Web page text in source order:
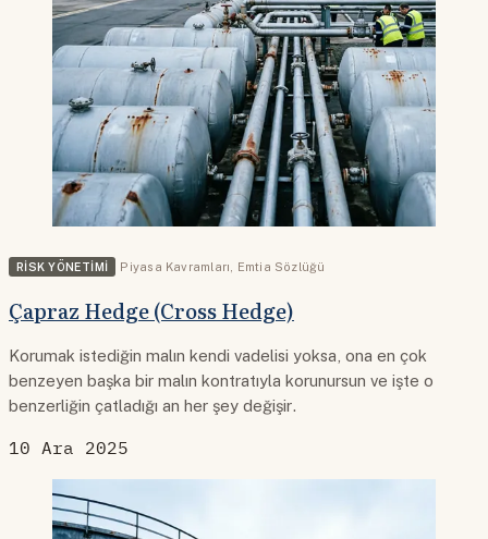
RISK YÖNETIMI Piyasa Kavramları Emtia Sözlüğü
Çapraz Hedge (Cross Hedge)
Korumak istediğin malın kendi vadelisi yoksa, ona en çok
benzeyen başka bir malın kontratıyla korunursun ve işte o
benzerliğin çatladığı an her şey değişir.
10 Ara 2025